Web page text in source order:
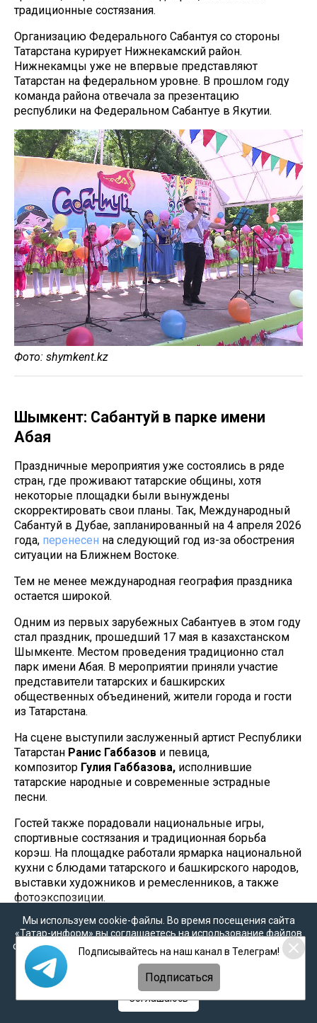
традиционные состязания.
Организацию Федерального Сабантуя со стороны
Татарстана курирует Нижнекамский район.
Нижнекамцы уже не впервые представляют
Татарстан на федеральном уровне. В прошлом году
команда района отвечала за презентацию
республики на Федеральном Сабантуе в Якутии.
Фото: shymkent.kz
Шымкент: Сабантуй в парке имени
Абая
Праздничные мероприятия уже состоялись в ряде
стран, где проживают татарские общины, хотя
некоторые площадки были вынуждены
скорректировать свои планы. Так, Международный
Сабантуй в Дубае, запланированный на 4 апреля 2026
года, перенесен на следующий год из-за обострения
ситуации на Ближнем Востоке.
Тем не менее международная география праздника
остается широкой.
Одним из первых зарубежных Сабантуев в этом году
стал праздник, прошедший 17 мая в казахстанском
Шымкенте. Местом проведения традиционно стал
парк имени Абая. В мероприятии приняли участие
представители татарских и башкирских
общественных объединений, жители города и гости
из Татарстана.
На сцене выступили заслуженный артист Республики
Татарстан Ранис Габбазов и певица,
композитор Гулия Габбазова, исполнившие
татарские народные и современные эстрадные
песни.
Гостей также порадовали национальные игры,
спортивные состязания и традиционная борьба
корэш. На площадке работали ярмарка национальной
кухни с блюдами татарского и башкирского народов,
выставки художников и ремесленников, а также
фотоэкспозиции.
Сабантуй на Средиземноморском
побережье
24 мая в турецкой Анталье состоялся Сабантуй,
собравший представителей татарских общин из
разных городов страны – Стамбула, Измира, Коньи,
Мы используем cookie-файлы. Во время посещения сайта
«Татар-информ» вы соглашаетесь на использование файлов
cookie в соответствии с настоящим уведомлением, согласием
наобработку персональных данных,Политикой о
персональных данных
Политикой конфиденциальности
Соглашаюсь
Подписывайтесь на наш канал в Телеграм!
Подписаться